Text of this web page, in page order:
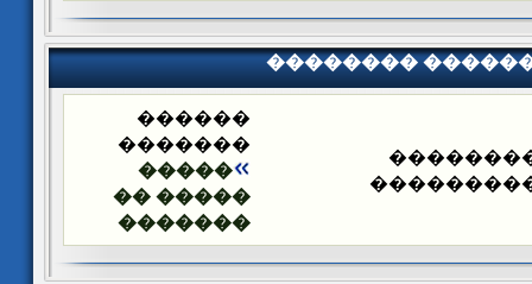
��������
������
�������
�����
����� ��
�������